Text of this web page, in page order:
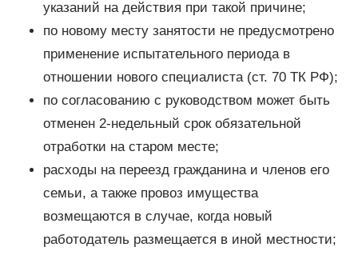
указаний на действия при такой причине;
по новому месту занятости не предусмотрено
применение испытательного периода в
отношении нового специалиста (ст. 70 ТК РФ);
по согласованию с руководством может быть
отменен 2-недельный срок обязательной
отработки на старом месте;
расходы на переезд гражданина и членов его
семьи, а также провоз имущества
возмещаются в случае, когда новый
работодатель размещается в иной местности;